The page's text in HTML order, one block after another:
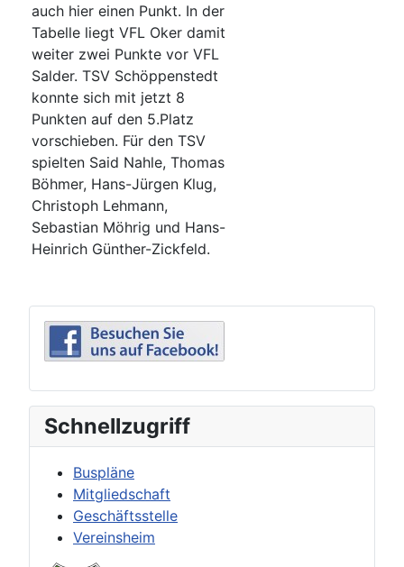
auch hier einen Punkt. In der
Tabelle liegt VFL Oker damit
weiter zwei Punkte vor VFL
Salder. TSV Schöppenstedt
konnte sich mit jetzt 8
Punkten auf den 5.Platz
vorschieben. Für den TSV
spielten Said Nahle, Thomas
Böhmer, Hans-Jürgen Klug,
Christoph Lehmann,
Sebastian Möhrig und Hans-
Heinrich Günther-Zickfeld.
Schnellzugriff
Buspläne
Mitgliedschaft
Geschäftsstelle
Vereinsheim